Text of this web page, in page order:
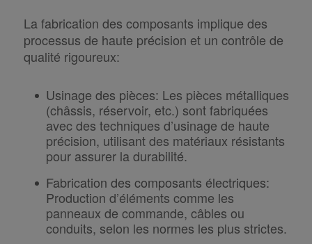
La fabrication des composants implique des
processus de haute précision et un contrôle de
qualité rigoureux:
Usinage des pièces: Les pièces métalliques
(châssis, réservoir, etc.) sont fabriquées
avec des techniques d’usinage de haute
précision, utilisant des matériaux résistants
pour assurer la durabilité.
Fabrication des composants électriques:
Production d’éléments comme les
panneaux de commande, câbles ou
conduits, selon les normes les plus strictes.